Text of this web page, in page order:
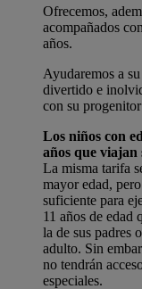
Ofrecemos,
acompañados
años.
Ayudaremos a
divertido e
con su
Los niños con
años que viajan
La misma tarifa
mayor edad,
suficiente para
11 años de edad
la de sus padres
adulto. Sin
no tendrán
especiales.